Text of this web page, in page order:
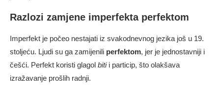
Razlozi zamjene imperfekta perfektom
Imperfekt je počeo nestajati iz svakodnevnog jezika još u 19.
stoljeću. Ljudi su ga zamijenili perfektom, jer je jednostavniji i
češći. Perfekt koristi glagol bitii particip, što olakšava
izražavanje prošlih radnji.